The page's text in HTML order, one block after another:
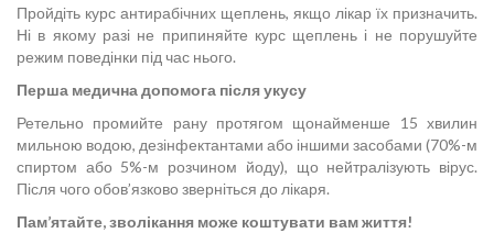
Пройдіть курс антирабічних щеплень, якщо лікар їх призначить.
Ні в якому разі не припиняйте курс щеплень і не порушуйте
режим поведінки під час нього.
Перша медична допомога після укусу
Ретельно промийте рану протягом щонайменше 15 хвилин
мильною водою, дезінфектантами або іншими засобами (70%-м
спиртом або 5%-м розчином йоду), що нейтралізують вірус.
Після чого обов’язково зверніться до лікаря.
Пам’ятайте, зволікання може коштувати вам життя!